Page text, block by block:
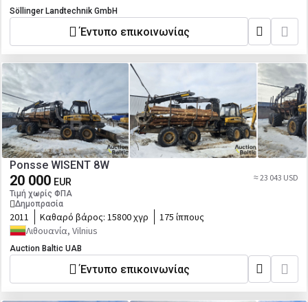
Söllinger Landtechnik GmbH
Έντυπο επικοινωνίας
Ponsse WISENT 8W
20 000 EUR
Τιμή χωρίς ΦΠΑ
Δημοπρασία
≈ 23 043 USD
2011 Καθαρό βάρος: 15800 χγρ
175 ίππους
Λιθουανία, Vilnius
Auction Baltic UAB
Έντυπο επικοινωνίας